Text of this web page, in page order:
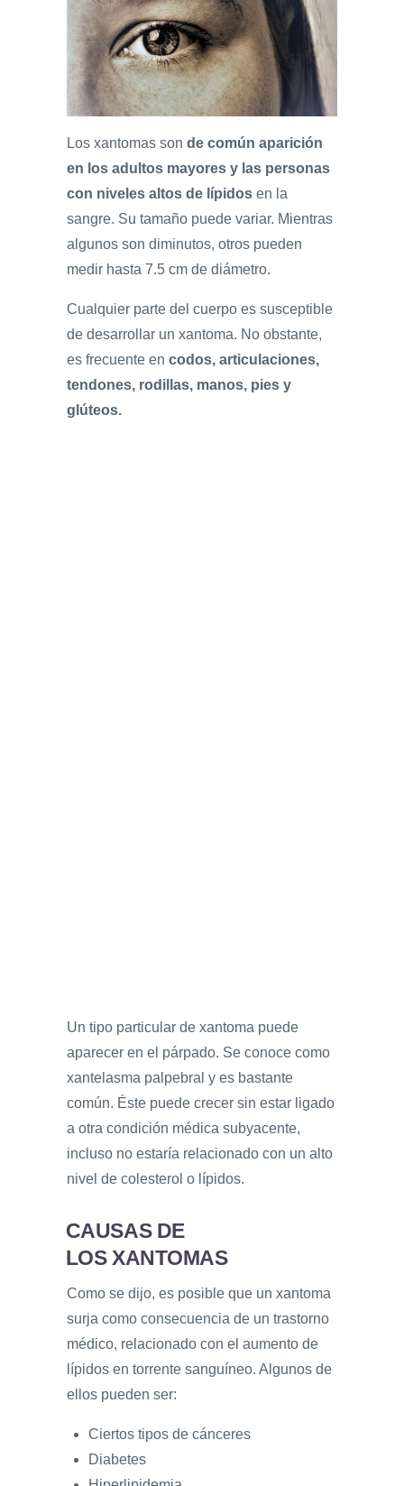
Los xantomas son de común aparición
en los adultos mayores y las personas
con niveles altos de lípidos en la
sangre. Su tamaño puede variar. Mientras
algunos son diminutos, otros pueden
medir hasta 7.5 cm de diámetro.
Cualquier parte del cuerpo es susceptible
de desarrollar un xantoma. No obstante,
es frecuente en codos, articulaciones,
tendones, rodillas, manos, pies y
glúteos.
Un tipo particular de xantoma puede
aparecer en el párpado. Se conoce como
xantelasma palpebral y es bastante
común. Éste puede crecer sin estar ligado
a otra condición médica subyacente,
incluso no estaría relacionado con un alto
nivel de colesterol o lípidos.
CAUSAS DE
LOS XANTOMAS
Como se dijo, es posible que un xantoma
surja como consecuencia de un trastorno
médico, relacionado con el aumento de
lípidos en torrente sanguíneo. Algunos de
ellos pueden ser:
Ciertos tipos de cánceres
Diabetes